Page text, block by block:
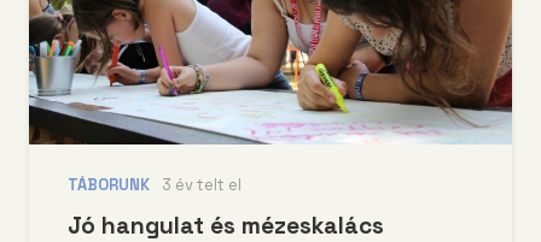
TÁBORUNK 3 év telt el
Jó hangulat és mézeskalács